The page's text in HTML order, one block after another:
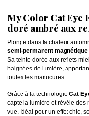
My Color Cat Eye
doré ambré aux
Plonge dans la chaleur
semi-permanent magnétique
Sa teinte dorée aux reflets
baignées de lumière,
toutes les manucures.
Grâce à la technologie Cat
capte la lumière et révèle des
vue. Idéal pour un effet chic,